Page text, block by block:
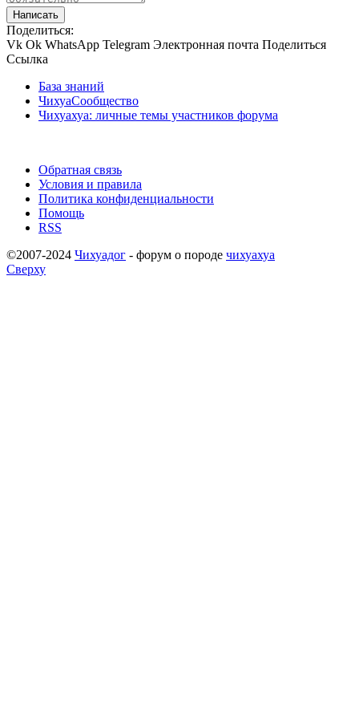
Написать
Поделиться:
Vk Ok WhatsApp Telegram Электронная почта Поделиться
Ссылка
База знаний
ЧихуаСообщество
Чихуахуа: личные темы участников форума
Обратная связь
Условия и правила
Политика конфиденциальности
Помощь
RSS
©2007-2024 Чихуадог - форум о породе чихуахуа
Сверху